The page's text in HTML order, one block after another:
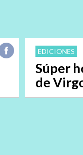
EDICIONES
Súper
de